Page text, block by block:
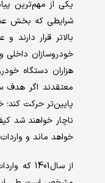
یکی از مهم‌ترین
شرایطی که بخش
بالاتر قرار
خودروسازان
هزاران دستگاه
معتقدند اگر هدف
پایین‌تر حرکت کند؛
ناچار خواهند شد
خواهد ماند و
از